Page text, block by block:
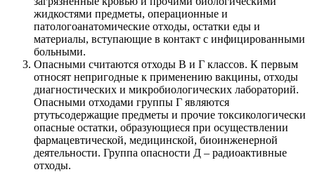
жидкостями предметы, операционные и
патологоанатомические отходы, остатки еды и
материалы, вступающие в контакт с инфицированными
больными.
Опасными считаются отходы В и Г классов. К первым
относят непригодные к применению вакцины, отходы
диагностических и микробиологических лабораторий.
Опасными отходами группы Г являются
ртутьсодержащие предметы и прочие токсикологически
опасные остатки, образующиеся при осуществлении
фармацевтической, медицинской, биоинженерной
деятельности. Группа опасности Д – радиоактивные
отходы.